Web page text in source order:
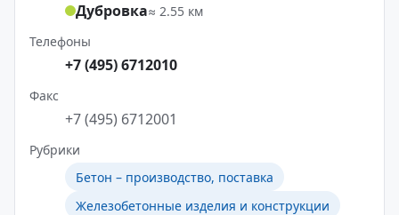
Дубровка≈ 2.55 км
Телефоны
+7 (495) 6712010
Факс
+7 (495) 6712001
Рубрики
Бетон – производство, поставка
Железобетонные изделия и конструкции